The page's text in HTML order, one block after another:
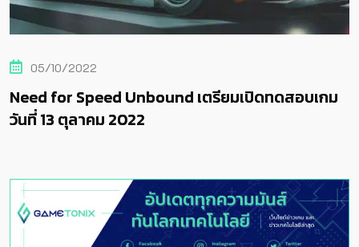
​​Unbound เตรียมเปิดทดสอบเกม
คม 2022
EA อาจจ